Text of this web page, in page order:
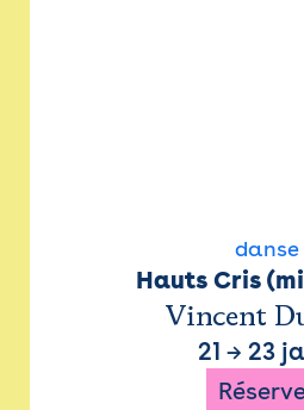
danse
Hauts Cris
Vincent
21 → 23